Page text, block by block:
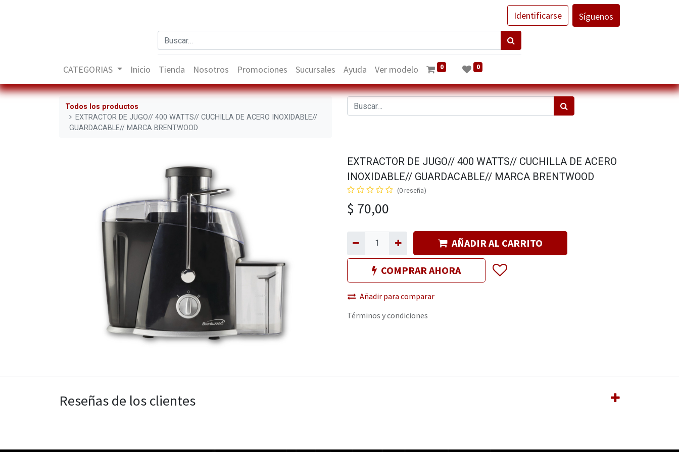
Identificarse Síguenos
CATEGORIAS Inicio Tienda Nosotros Promociones Sucursales Ayuda Ver modelo 0 0
Todos los productos
EXTRACTOR DE JUGO// 400 WATTS// CUCHILLA DE ACERO INOXIDABLE//
GUARDACABLE// MARCA BRENTWOOD
EXTRACTOR DE JUGO// 400 WATTS// CUCHILLA DE ACERO
INOXIDABLE// GUARDACABLE// MARCA BRENTWOOD
(0 reseña)
$ 70,00
AÑADIR AL CARRITO
COMPRAR AHORA
Añadir para comparar
Términos y condiciones
Reseñas de los clientes